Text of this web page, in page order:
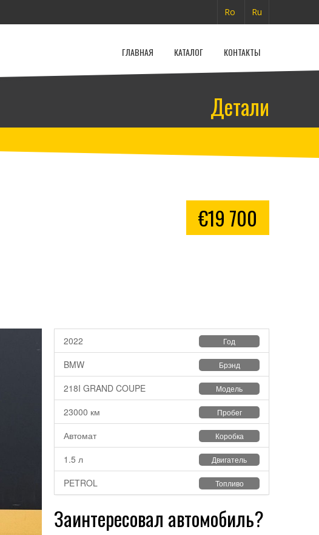
Ro Ru
ГЛАВНАЯ КАТАЛОГ КОНТАКТЫ
Детали
€19 700
Год
2022
Брэнд
BMW
Модель
218I GRAND COUPE
Пробег
23000 км
Коробка
Автомат
Двигатель
1.5 л
Топливо
PETROL
Заинтересовал автомобиль?